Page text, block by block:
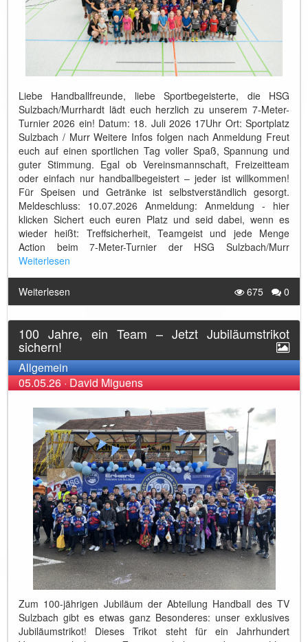
Liebe Handballfreunde, liebe Sportbegeisterte, die HSG
Sulzbach/Murrhardt lädt euch herzlich zu unserem 7-Meter-
Turnier 2026 ein! Datum: 18. Juli 2026 17Uhr Ort: Sportplatz
Sulzbach / Murr Weitere Infos folgen nach Anmeldung Freut
euch auf einen sportlichen Tag voller Spaß, Spannung und
guter Stimmung. Egal ob Vereinsmannschaft, Freizeitteam
oder einfach nur handballbegeistert – jeder ist willkommen!
Für Speisen und Getränke ist selbstverständlich gesorgt.
Meldeschluss: 10.07.2026 Anmeldung: Anmeldung - hier
klicken Sichert euch euren Platz und seid dabei, wenn es
wieder heißt: Treffsicherheit, Teamgeist und jede Menge
Action beim 7-Meter-Turnier der HSG Sulzbach/Murr
Weiterlesen
Weiterlesen 675 0
100 Jahre, ein Team – Jetzt Jubiläumstrikot
sichern!
Allgemein
05.05.26·David Miguens
Zum 100-jährigen Jubiläum der Abteilung Handball des TV
Sulzbach gibt es etwas ganz Besonderes: unser exklusives
Jubiläumstrikot! Dieses Trikot steht für ein Jahrhundert